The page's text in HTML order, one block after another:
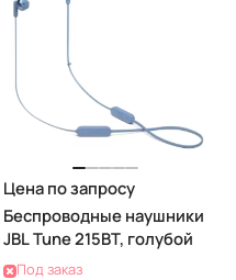
Цена по запросу
Беспроводные наушники
JBL Tune 215BT, голубой
Под заказ